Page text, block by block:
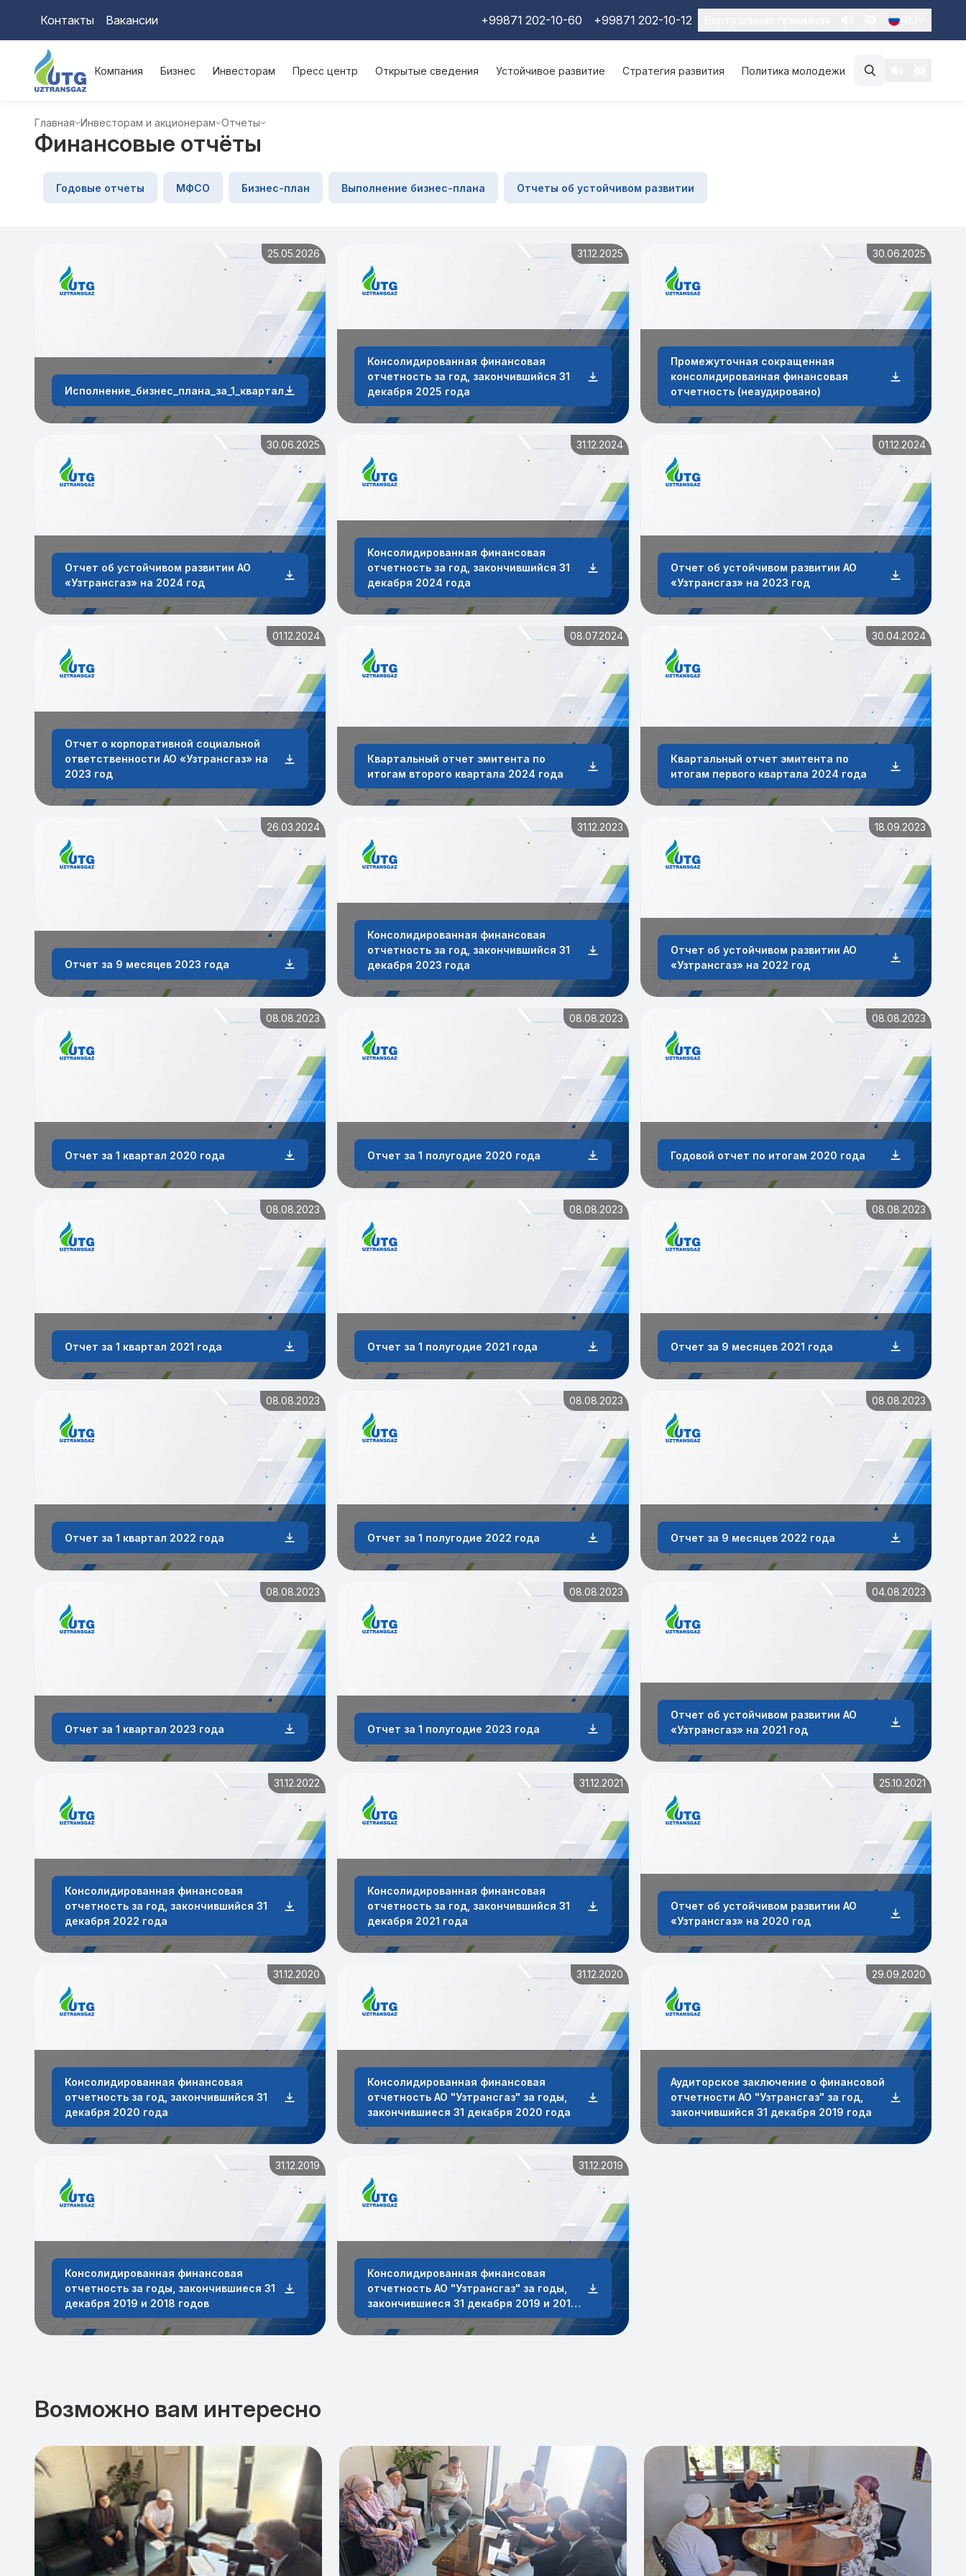
Контакты Вакансии +99871 202-10-60 +99871 202-10-12
Компания Бизнес Инвесторам Пресс центр Открытые сведения Устойчивое развитие Стратегия развития Политика молодежи
Главная Инвесторам и акционерам Отчеты
Финансовые отчёты
Годовые отчеты МФСО Бизнес-план Выполнение бизнес-плана Отчеты об устойчивом развитии
25.05.2026
Исполнение_бизнес_плана_за_1_квартал_2026_года
31.12.2025
Консолидированная финансовая
отчетность за год, закончившийся 31
декабря 2025 года
30.06.2025
Промежуточная сокращенная
консолидированная финансовая
отчетность (неаудировано)
30.06.2025
Отчет об устойчивом развитии АО
«Узтрансгаз» на 2024 год
31.12.2024
Консолидированная финансовая
отчетность за год, закончившийся 31
декабря 2024 года
01.12.2024
Отчет об устойчивом развитии АО
«Узтрансгаз» на 2023 год
01.12.2024
Отчет о корпоративной социальной
ответственности АО «Узтрансгаз» на
2023 год
08.07.2024
Квартальный отчет эмитента по
итогам второго квартала 2024 года
30.04.2024
Квартальный отчет эмитента по
итогам первого квартала 2024 года
26.03.2024
Отчет за 9 месяцев 2023 года
31.12.2023
Консолидированная финансовая
отчетность за год, закончившийся 31
декабря 2023 года
18.09.2023
Отчет об устойчивом развитии АО
«Узтрансгаз» на 2022 год
08.08.2023
Отчет за 1 квартал 2020 года
08.08.2023
Отчет за 1 полугодие 2020 года
08.08.2023
Годовой отчет по итогам 2020 года
08.08.2023
Отчет за 1 квартал 2021 года
08.08.2023
Отчет за 1 полугодие 2021 года
08.08.2023
Отчет за 9 месяцев 2021 года
08.08.2023
Отчет за 1 квартал 2022 года
08.08.2023
Отчет за 1 полугодие 2022 года
08.08.2023
Отчет за 9 месяцев 2022 года
08.08.2023
Отчет за 1 квартал 2023 года
08.08.2023
Отчет за 1 полугодие 2023 года
04.08.2023
Отчет об устойчивом развитии АО
«Узтрансгаз» на 2021 год
31.12.2022
Консолидированная финансовая
отчетность за год, закончившийся 31
декабря 2022 года
31.12.2021
Консолидированная финансовая
отчетность за год, закончившийся 31
декабря 2021 года
25.10.2021
Отчет об устойчивом развитии АО
«Узтрансгаз» на 2020 год
31.12.2020
Консолидированная финансовая
отчетность за год, закончившийся 31
декабря 2020 года
31.12.2020
Консолидированная финансовая
отчетность АО "Узтрансгаз" за годы,
закончившиеся 31 декабря 2020 года
29.09.2020
Аудиторское заключение о финансовой
отчетности АО "Узтрансгаз" за год,
закончившийся 31 декабря 2019 года
31.12.2019
Консолидированная финансовая
отчетность за годы, закончившиеся 31
декабря 2019 и 2018 годов
31.12.2019
Консолидированная финансовая
отчетность АО "Узтрансгаз" за годы,
закончившиеся 31 декабря 2019 и 2018
годов
Возможно вам интересно